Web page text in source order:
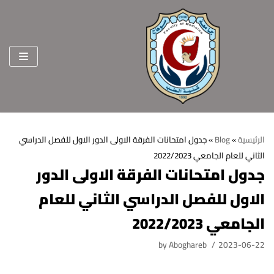
الرئيسية
عن الكلية
الرؤية والرسالة
الاهداف الاستراتيجية
الأقسام العلمية
قطاعات الكلية
الرئيسية»
Blog
»جدول امتحانات الفرقة الاولى الدور الاول للفصل الدراسي
الثاني للعام الجامعي 2022/2023
جدول امتحانات الفرقة الاولى الدور
الاول للفصل الدراسي الثاني للعام
الجامعي 2022/2023
byAboghareb 2023-06-22